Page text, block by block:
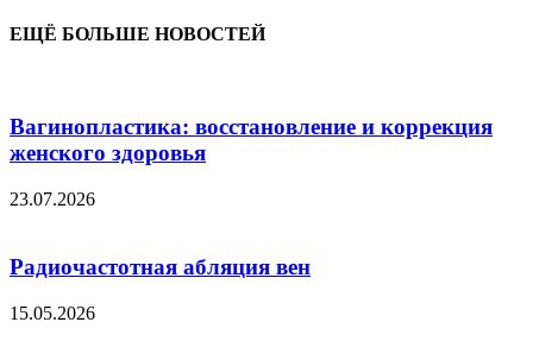
ЕЩЁ БОЛЬШЕ НОВОСТЕЙ
Вагинопластика: восстановление и коррекция
женского здоровья
23.07.2026
Радиочастотная абляция вен
15.05.2026